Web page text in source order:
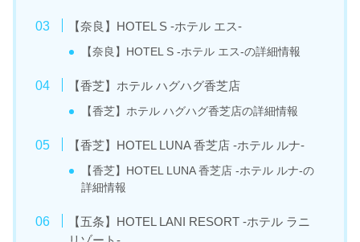
【奈良】HOTEL S -ホテル エス-
【奈良】HOTEL S -ホテル エス-の詳細情報
【香芝】ホテル ハグハグ香芝店
【香芝】ホテル ハグハグ香芝店の詳細情報
【香芝】HOTEL LUNA 香芝店 -ホテル ルナ-
【香芝】HOTEL LUNA 香芝店 -ホテル ルナ-の
詳細情報
【五条】HOTEL LANI RESORT -ホテル ラニ